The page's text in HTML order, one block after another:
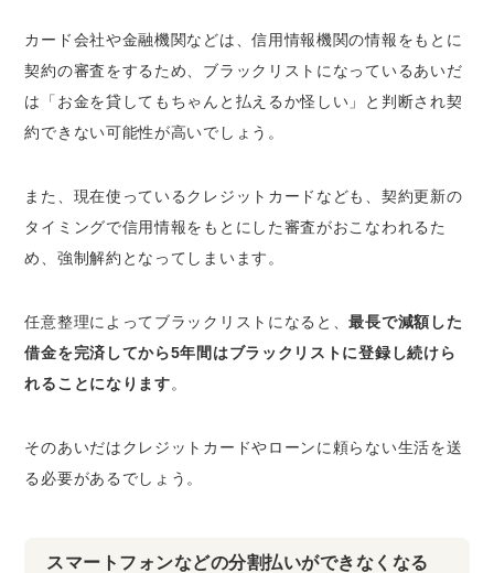
カード会社や金融機関などは、信用情報機関の情報をもとに
契約の審査をするため、ブラックリストになっているあいだ
は
「お金を貸してもちゃんと払えるか怪しい」と判断され契
約できない可能性が高いでしょう。
また、現在使っているクレジットカードなども、契約更新の
タイミングで信用情報をもとにした審査がおこなわれるた
め、強制解約となってしまいます。
任意整理によってブラックリストになると、最長で減額した
借金を完済してから5年間はブラックリストに登録し続けら
れることになります。
そのあいだはクレジットカードやローンに頼らない生活を送
る必要があるでしょう。
スマートフォンなどの分割払いができなくなる